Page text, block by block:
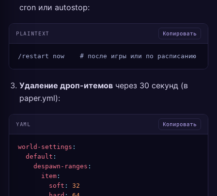
cron или autostop:
PLAINTEXT Копировать
/restart now    # после игры или по расписанию
Удаление дроп-итемов через 30 секунд (в
paper.yml):
YAML Копировать
world-settings :
  default
:
    despawn-ranges
:
      item
:
        soft
:
32